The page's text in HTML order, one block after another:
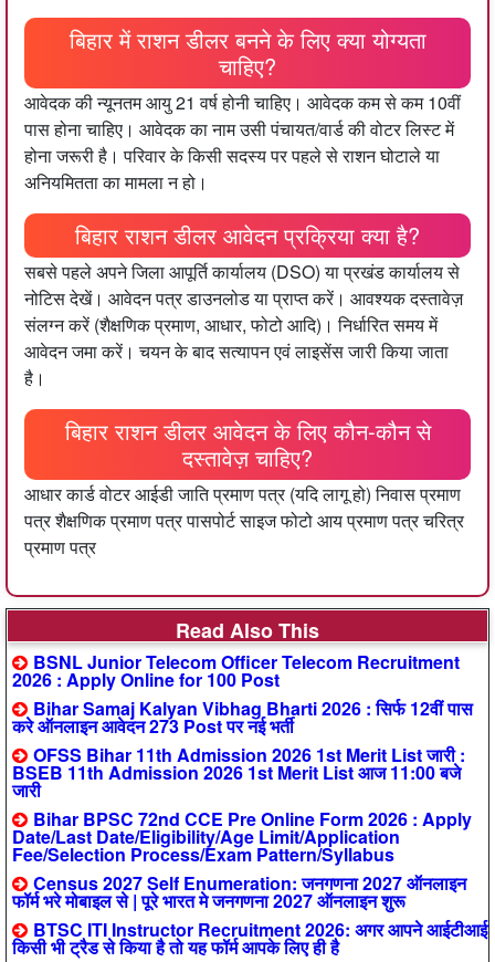
बिहार में राशन डीलर बनने के लिए क्या योग्यता
चाहिए?
आवेदक की न्यूनतम आयु 21 वर्ष होनी चाहिए। आवेदक कम से कम 10वीं
पास होना चाहिए। आवेदक का नाम उसी पंचायत/वार्ड की वोटर लिस्ट में
होना जरूरी है। परिवार के किसी सदस्य पर पहले से राशन घोटाले या
अनियमितता का मामला न हो।
बिहार राशन डीलर आवेदन प्रक्रिया क्या है?
सबसे पहले अपने जिला आपूर्ति कार्यालय (DSO) या प्रखंड कार्यालय से
नोटिस देखें। आवेदन पत्र डाउनलोड या प्राप्त करें। आवश्यक दस्तावेज़
संलग्न करें (शैक्षणिक प्रमाण, आधार, फोटो आदि)। निर्धारित समय में
आवेदन जमा करें। चयन के बाद सत्यापन एवं लाइसेंस जारी किया जाता
है।
बिहार राशन डीलर आवेदन के लिए कौन-कौन से
दस्तावेज़ चाहिए?
आधार कार्ड वोटर आईडी जाति प्रमाण पत्र (यदि लागू हो) निवास प्रमाण
पत्र शैक्षणिक प्रमाण पत्र पासपोर्ट साइज फोटो आय प्रमाण पत्र चरित्र
प्रमाण पत्र
Read Also This
BSNL Junior Telecom Officer Telecom Recruitment
2026 : Apply Online for 100 Post
Bihar Samaj Kalyan Vibhag Bharti 2026 : सिर्फ 12वीं पास
करे ऑनलाइन आवेदन 273 Post पर नई भर्ती
OFSS Bihar 11th Admission 2026 1st Merit List जारी :
BSEB 11th Admission 2026 1st Merit List आज 11:00 बजे
जारी
Bihar BPSC 72nd CCE Pre Online Form 2026 : Apply
Date/Last Date/Eligibility/Age Limit/Application
Fee/Selection Process/Exam Pattern/Syllabus
Census 2027 Self Enumeration: जनगणना 2027 ऑनलाइन
फॉर्म भरे मोबाइल से | पूरे भारत मे जनगणना 2027 ऑनलाइन शुरू
BTSC ITI Instructor Recruitment 2026: अगर आपने आईटीआई
किसी भी ट्रैड से किया है तो यह फॉर्म आपके लिए ही है